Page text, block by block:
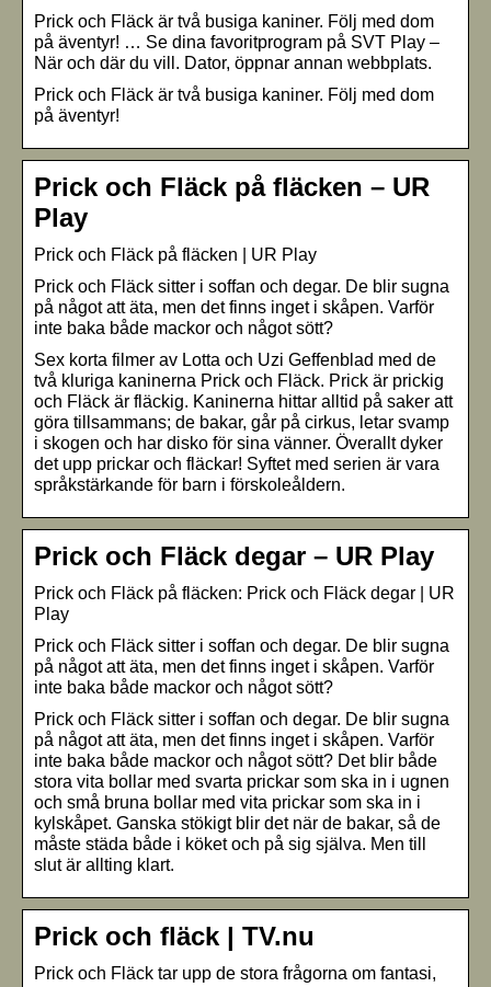
Prick och Fläck är två busiga kaniner. Följ med dom
på äventyr! … Se dina favoritprogram på SVT Play –
När och där du vill. Dator, öppnar annan webbplats.
Prick och Fläck är två busiga kaniner. Följ med dom
på äventyr!
Prick och Fläck på fläcken – UR
Play
Prick och Fläck på fläcken | UR Play
Prick och Fläck sitter i soffan och degar. De blir sugna
på något att äta, men det finns inget i skåpen. Varför
inte baka både mackor och något sött?
Sex korta filmer av Lotta och Uzi Geffenblad med de
två kluriga kaninerna Prick och Fläck. Prick är prickig
och Fläck är fläckig. Kaninerna hittar alltid på saker att
göra tillsammans; de bakar, går på cirkus, letar svamp
i skogen och har disko för sina vänner. Överallt dyker
det upp prickar och fläckar! Syftet med serien är vara
språkstärkande för barn i förskoleåldern.
Prick och Fläck degar – UR Play
Prick och Fläck på fläcken: Prick och Fläck degar | UR
Play
Prick och Fläck sitter i soffan och degar. De blir sugna
på något att äta, men det finns inget i skåpen. Varför
inte baka både mackor och något sött?
Prick och Fläck sitter i soffan och degar. De blir sugna
på något att äta, men det finns inget i skåpen. Varför
inte baka både mackor och något sött? Det blir både
stora vita bollar med svarta prickar som ska in i ugnen
och små bruna bollar med vita prickar som ska in i
kylskåpet. Ganska stökigt blir det när de bakar, så de
måste städa både i köket och på sig själva. Men till
slut är allting klart.
Prick och fläck | TV.nu
Prick och Fläck tar upp de stora frågorna om fantasi,